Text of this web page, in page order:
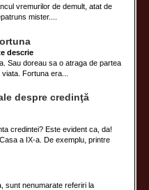
vremurilor de demult, atat de
mister....
descrie
Sau doreau sa o atraga de partea
Fortuna era...
despre credinţă
credintei? Este evident ca, da!
a IX-a. De exemplu, printre
sunt nenumarate referiri la